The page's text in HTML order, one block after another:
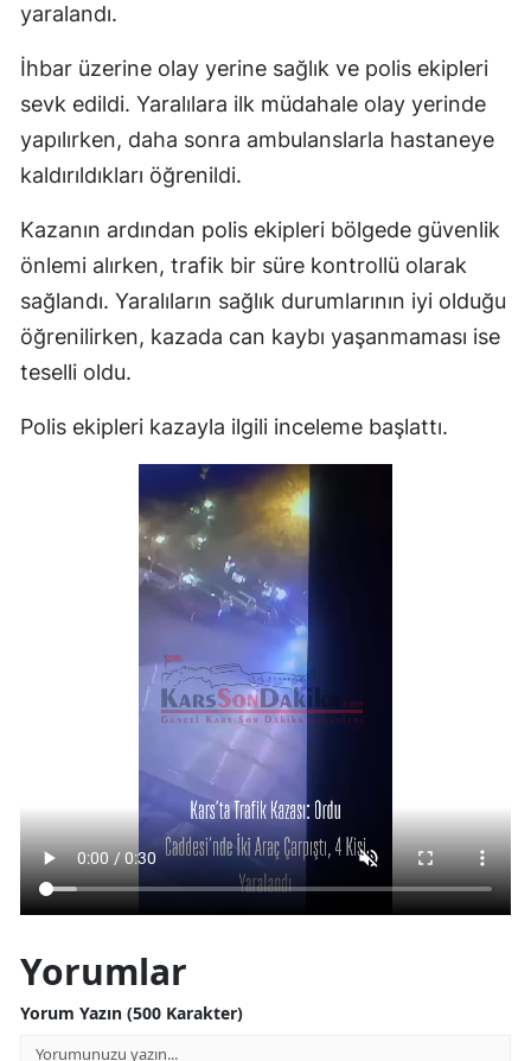
yaralandı.
İhbar üzerine olay yerine sağlık ve polis ekipleri
sevk edildi. Yaralılara ilk müdahale olay yerinde
yapılırken, daha sonra ambulanslarla hastaneye
kaldırıldıkları öğrenildi.
Kazanın ardından polis ekipleri bölgede güvenlik
önlemi alırken, trafik bir süre kontrollü olarak
sağlandı. Yaralıların sağlık durumlarının iyi olduğu
öğrenilirken, kazada can kaybı yaşanmaması ise
teselli oldu.
Polis ekipleri kazayla ilgili inceleme başlattı.
Yorumlar
Yorum Yazın (500 Karakter)